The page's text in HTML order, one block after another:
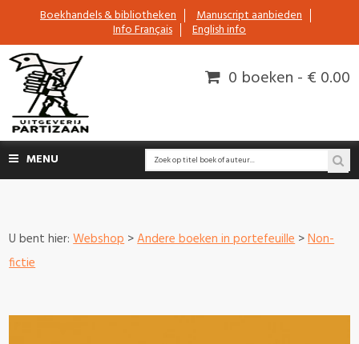
Boekhandels & bibliotheken Manuscript aanbieden
Info Français English info
0 boeken - € 0.00
MENU
U bent hier:Webshop>Andere boeken in portefeuille>Non-
fictie